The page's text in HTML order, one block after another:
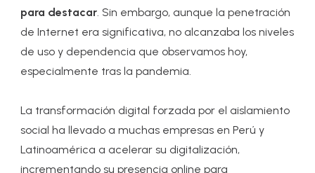
para destacar . Sin embargo, aunque la penetración
de Internet era significativa, no alcanzaba los niveles
de uso y dependencia que observamos hoy,
especialmente tras la pandemia.
La transformación digital forzada por el aislamiento
social ha llevado a muchas empresas en Perú y
Latinoamérica a acelerar su digitalización,
incrementando su presencia online para